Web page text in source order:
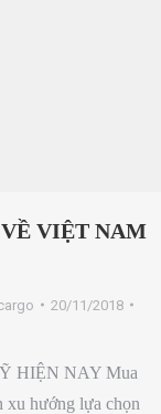
VIỆT NAM
20/11/2018
HIỆN NAY Mua
xu hướng lựa chọn